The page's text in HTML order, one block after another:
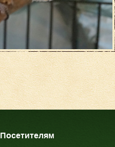
Посетителям